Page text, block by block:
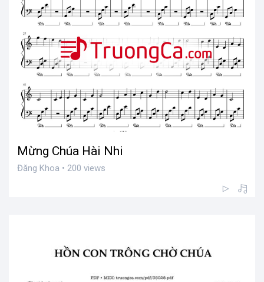
Mừng Chúa Hài Nhi
Đăng Khoa • 200 views